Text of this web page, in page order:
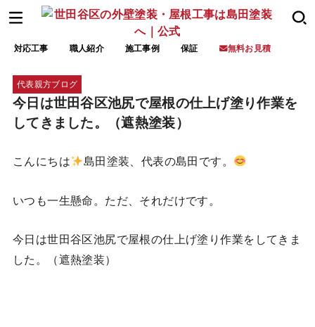
対応工事 職人紹介 施工事例 保証 無料お見積
代表親方ブログ
今日は世田谷区池尻で屋根の仕上げ塗り作業を
してきました。（遮熱塗装）
こんにちは 島田塗装、代表の島田です。
いつも一生懸命。ただ、それだけです。
今日は世田谷区池尻で屋根の仕上げ塗り作業をしてきま
した。（遮熱塗装）